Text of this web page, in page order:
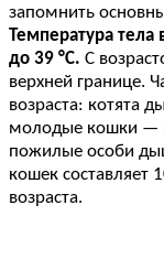
запомнить
Температура тела
до 39 °C. С
верхней границе.
возраста: котята
молодые кошки —
пожилые особи
кошек составляет
возраста.